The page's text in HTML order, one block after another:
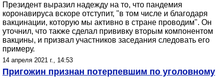
Президент выразил надежду на то, что пандемия
коронавируса вскоре отступит, "в том числе и благодаря
вакцинации, которую мы активно в стране проводим". Он
уточнил, что также сделал прививку вторым компонентом
вакцины, и призвал участников заседания следовать его
примеру.
14 апреля 2021 г., 14:53
Пригожин признан потерпевшим по уголовному